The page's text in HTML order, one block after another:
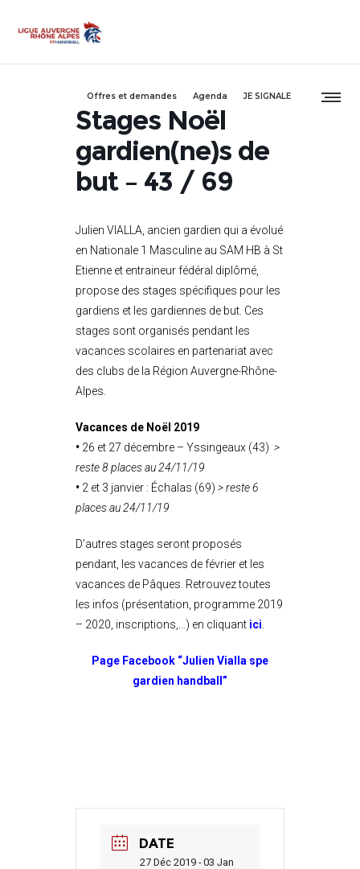
Offres et demandes Agenda JE SIGNALE
Stages Noël
gardien(ne)s de
but – 43 / 69
Julien VIALLA, ancien gardien qui a évolué
en Nationale 1 Masculine au SAM HB à St
Etienne et entraineur fédéral diplômé,
propose des stages spécifiques pour les
gardiens et les gardiennes de but. Ces
stages sont organisés pendant les
vacances scolaires en partenariat avec
des clubs de la Région Auvergne-Rhône-
Alpes.
Vacances de Noël 2019
• 26 et 27 décembre – Yssingeaux (43) >
reste 8 places au 24/11/19
• 2 et 3 janvier : Échalas (69) > reste 6
places au 24/11/19
D’autres stages seront proposés
pendant, les vacances de février et les
vacances de Pâques. Retrouvez toutes
les infos (présentation, programme 2019
– 2020, inscriptions,…) en cliquant ici
Page Facebook “Julien Vialla spe
gardien handball”
DATE
27 Déc 2019 - 03 Jan